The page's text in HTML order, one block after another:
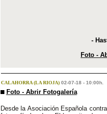
-
Foto -
CALAHORRA (LA RIOJA) 02-07-18 - 10:00h.
Foto - Abrir Fotogalería
Desde la Asociación Española